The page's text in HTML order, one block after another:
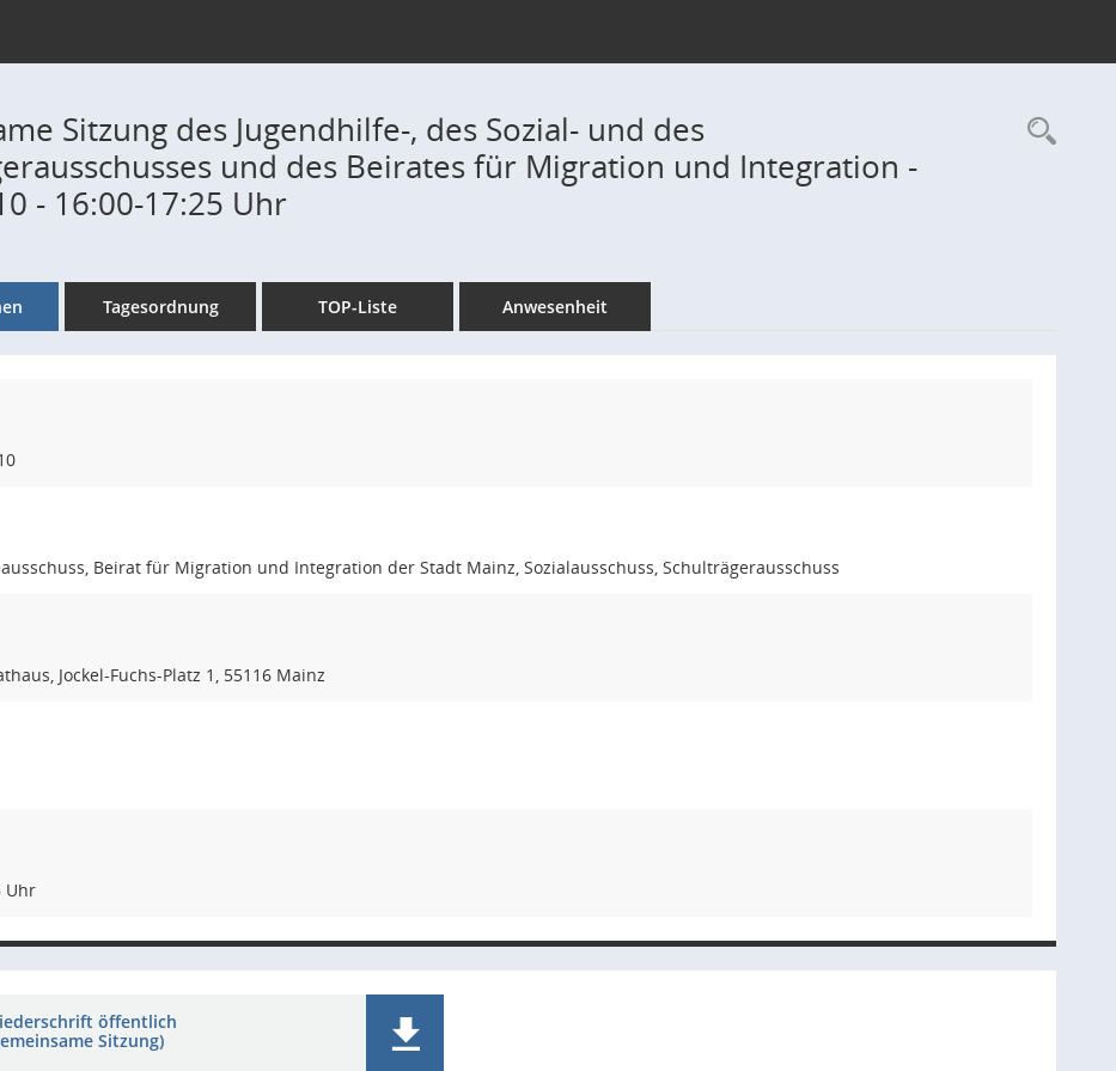
Sitzung des Jugendhilfe-, des Sozial- und des
und des Beirates für Migration und Integration -
- 16:00-17:25 Uhr
Tagesordnung TOP-Liste Anwesenheit
Beirat für Migration und Integration der Stadt Mainz, Sozialausschuss, Schulträgerausschuss
Jockel-Fuchs-Platz 1, 55116 Mainz
Uhr
öffentlich
Sitzung)